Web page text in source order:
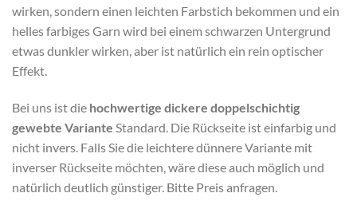
wirken, sondern einen leichten Farbstich bekommen und ein
helles farbiges Garn wird bei einem schwarzen Untergrund
etwas dunkler wirken, aber ist natürlich ein rein optischer
Effekt.
Bei uns ist die hochwertige dickere doppelschichtig
gewebte Variante Standard. Die Rückseite ist einfarbig und
nicht invers. Falls Sie die leichtere dünnere Variante mit
inverser Rückseite möchten, wäre diese auch möglich und
natürlich deutlich günstiger. Bitte Preis anfragen.